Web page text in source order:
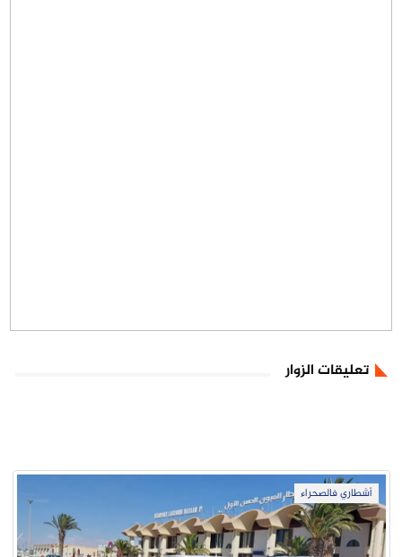
تعليقات الزوار
أشطاري فالصحراء